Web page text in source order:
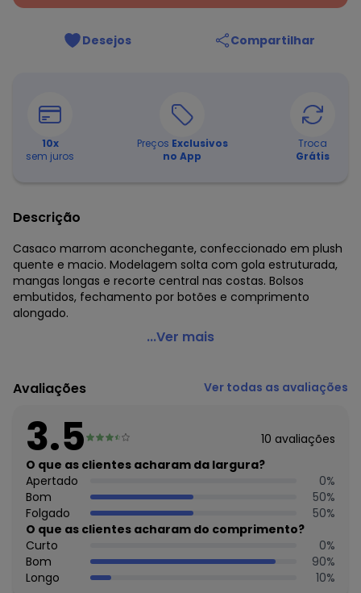
Desejos Compartilhar
10x
sem juros
Preços Exclusivos
no App
Troca
Grátis
Descrição
Casaco marrom aconchegante, confeccionado em plush
quente e macio. Modelagem solta com gola estruturada,
mangas longas e recorte central nas costas. Bolsos
embutidos, fechamento por botões e comprimento
alongado.
Marguerite - Casaco Marrom em Malha Peluciada
Código do produto: 3806783
Modelagem: Solta
Comprimento da manga: Longa
Complemento: Recorte central costas;Bolso embutido;
Comprimento: Alongado
Fechamento: Em botão
Material: Malha Peluciada Boucle
Estação: Inverno
Situação de Uso: Casual
Composição Material: 86% Poliéster, 14% Viscose
Histórico de preços
...Ver mais
Avaliações Ver todas as avaliações
3.5 10 avaliações
O que as clientes acharam da largura?
Apertado
0%
Bom
50%
Folgado
50%
O que as clientes acharam do comprimento?
Curto
0%
Bom
90%
Longo
10%